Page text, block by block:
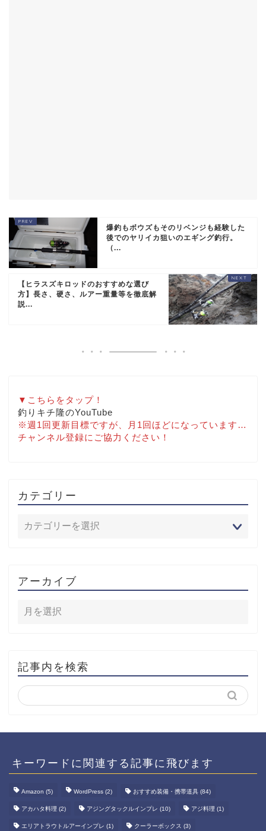
爆釣もボウズもそのリベンジも経験した
後でのヤリイカ狙いのエギング釣行。
（...
【ヒラスズキロッドのおすすめな選び
方】長さ、硬さ、ルアー重量等を徹底解
説...
▼こちらをタップ！
釣りキチ隆のYouTube
※週1回更新目標ですが、月1回ほどになっています…
チャンネル登録にご協力ください！
カテゴリー
アーカイブ
記事内を検索
キーワードに関連する記事に飛びます
Amazon (5) WordPress (2) おすすめ装備・携帯道具 (84)
アカハタ料理 (2) アジングタックルインプレ (10) アジ料理 (1)
エリアトラウトルアーインプレ (1) クーラーボックス (3)